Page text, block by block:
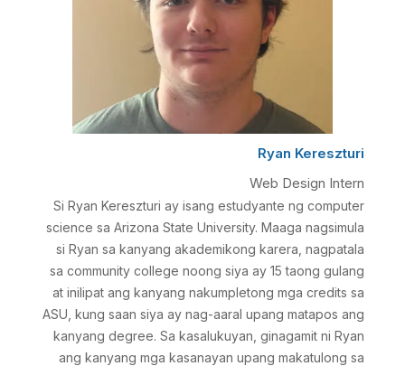
Ryan Kereszturi
Web Design Intern
Si Ryan Kereszturi ay isang estudyante ng computer
science sa Arizona State University. Maaga nagsimula
si Ryan sa kanyang akademikong karera, nagpatala
sa community college noong siya ay 15 taong gulang
at inilipat ang kanyang nakumpletong mga credits sa
ASU, kung saan siya ay nag-aaral upang matapos ang
kanyang degree. Sa kasalukuyan, ginagamit ni Ryan
ang kanyang mga kasanayan upang makatulong sa